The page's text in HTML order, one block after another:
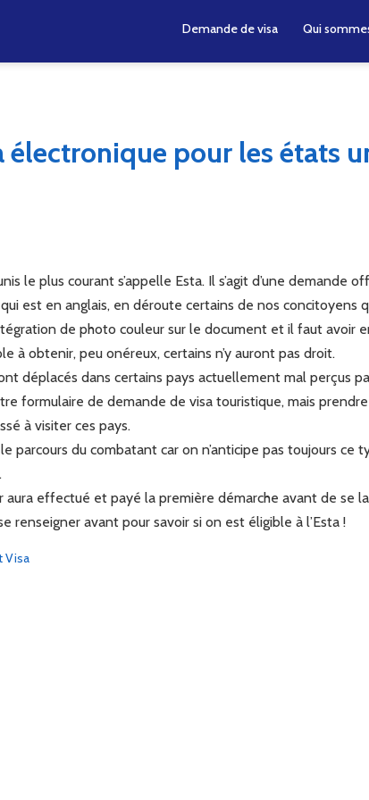
Demande de visa Qui
électronique pour les états
le plus courant s’appelle Esta. Il s’agit d’une
est en anglais, en déroute certains de nos
de photo couleur sur le document et il faut avoir
à obtenir, peu onéreux, certains n’y auront pas droit.
déplacés dans certains pays actuellement mal perçus
formulaire de demande de visa touristique, mais
à visiter ces pays.
parcours du combatant car on n’anticipe pas toujours
aura effectué et payé la première démarche avant de se
renseigner avant pour savoir si on est éligible à l’Esta !
Visa